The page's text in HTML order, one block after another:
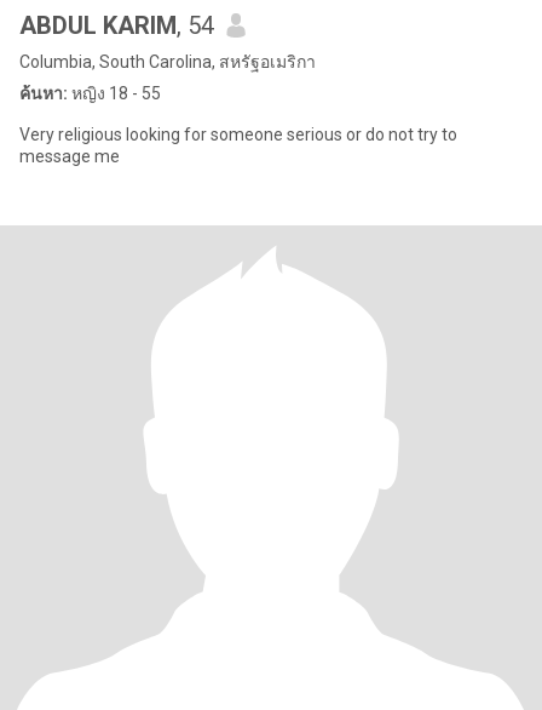
ABDUL KARIM, 54
Columbia, South Carolina, สหรัฐอเมริกา
ค้นหา: หญิง 18 - 55
Very religious looking for someone serious or do not try to
message me